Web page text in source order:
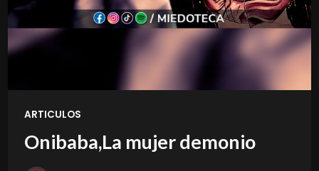
ARTICULOS
Onibaba,La mujer demonio